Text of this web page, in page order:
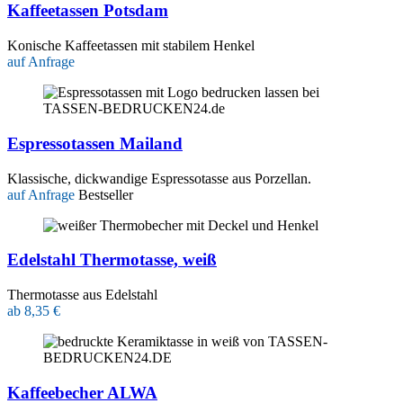
Kaffeetassen Potsdam
Konische Kaffeetassen mit stabilem Henkel
auf Anfrage
Espressotassen Mailand
Klassische, dickwandige Espressotasse aus Porzellan.
auf Anfrage Bestseller
Edelstahl Thermotasse, weiß
Thermotasse aus Edelstahl
ab 8,35 €
Kaffeebecher ALWA